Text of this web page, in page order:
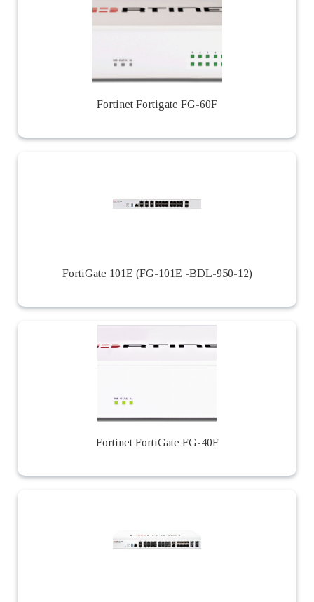
Fortinet Fortigate FG-60F
FortiGate 101E (FG-101E -BDL-950-12)
Fortinet FortiGate FG-40F